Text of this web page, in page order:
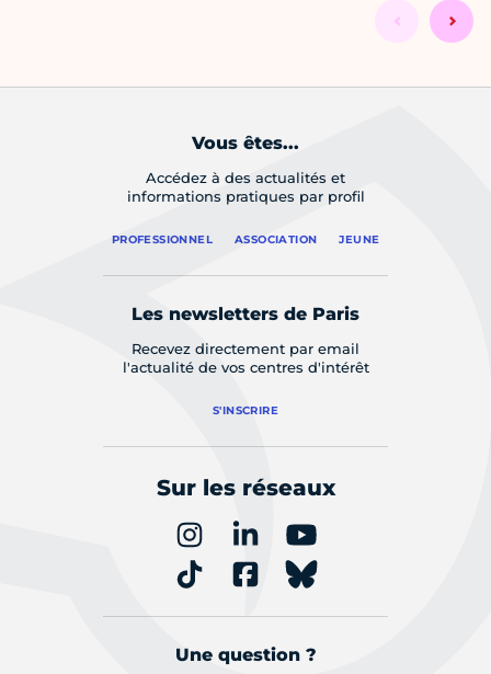
Vous êtes...
Accédez à des actualités et
informations pratiques par profil
PROFESSIONNEL ASSOCIATION JEUNE
Les newsletters de Paris
Recevez directement par email
l'actualité de vos centres d'intérêt
S'INSCRIRE
Sur les réseaux
Une question ?